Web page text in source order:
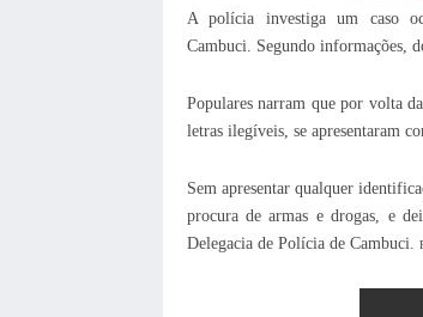
A polícia investiga um caso
Cambuci. Segundo informações,
Populares narram que por volta
letras ilegíveis, se apresentaram
Sem apresentar qualquer
procura de armas e drogas, e
Delegacia de Polícia de Cambuci.